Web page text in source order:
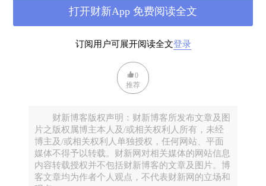
万个事务岗位削减最多5000个。整个银行行业正在形
成共识：对AI和自动化的大规模投资，是应对净息差
收窄、竞争加剧以及提升股东回报的关键手段。
二、人类让位给机器人的时代还是来了？
最近，渣打银行宣布将在全球范围内裁员约8000人，
消息一出，金融圈再度炸锅，如此大规模的动作到底
意味着什么？
首先，全球金融机构正在经历技术替代浪潮。纵观全
球金融产业发展格局，无论是外资大行还是国内头部
银行、券商、保险机构，近年都在持续推进组织架构
优化与人力结构调整，核心导向均是压缩传统低效人
订阅用户可展开阅读全文登录
打开财新App 免费阅读全文
0
推荐
财新博客版权声明：财新博客所发布文章及图
片之版权属博主本人及/或相关权利人所有，未经
博主及/或相关权利人单独授权，任何网站、平面
媒体不得予以转载。财新网对相关媒体的网站信息
内容转载授权并不包括财新博客的文章及图片。博
客文章均为作者个人观点，不代表财新网的立场和